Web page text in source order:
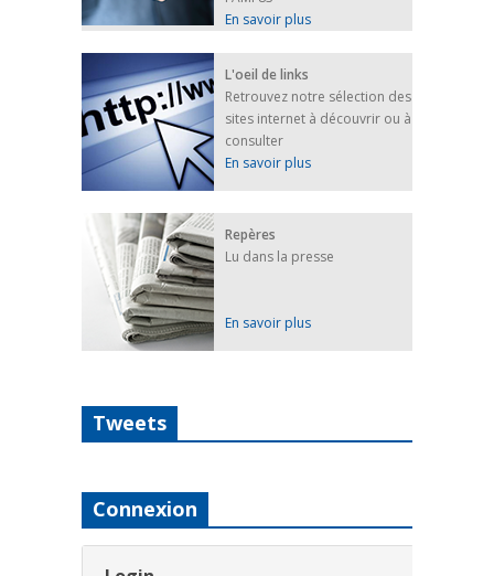
En savoir plus
L'oeil de links
Retrouvez notre sélection des
sites internet à découvrir ou à
consulter
En savoir plus
Repères
Lu dans la presse
En savoir plus
Tweets
Connexion